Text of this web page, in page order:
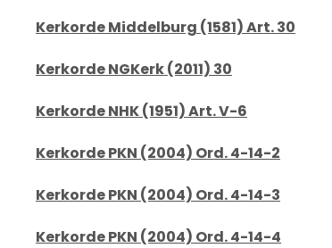
Kerkorde Middelburg (1581) Art. 30
Kerkorde NGKerk (2011) 30
Kerkorde NHK (1951) Art. V-6
Kerkorde PKN (2004) Ord. 4-14-2
Kerkorde PKN (2004) Ord. 4-14-3
Kerkorde PKN (2004) Ord. 4-14-4